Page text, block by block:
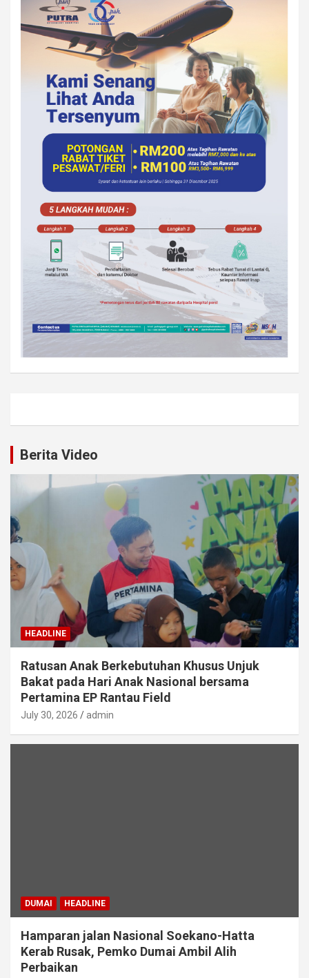
Berita Video
HEADLINE
Ratusan Anak Berkebutuhan Khusus Unjuk
Bakat pada Hari Anak Nasional bersama
Pertamina EP Rantau Field
July 30, 2026 admin
DUMAI HEADLINE
Hamparan jalan Nasional Soekano-Hatta
Kerab Rusak, Pemko Dumai Ambil Alih
Perbaikan